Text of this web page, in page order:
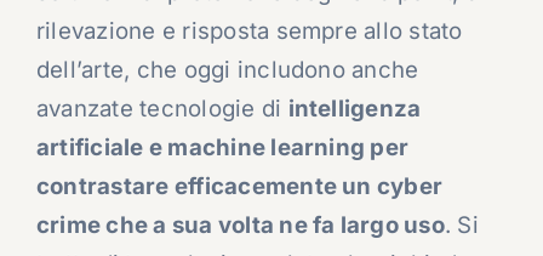
rilevazione e risposta sempre allo stato
dell’arte, che oggi includono anche
avanzate tecnologie di intelligenza
artificiale e machine learning per
contrastare efficacemente un cyber
crime che a sua volta ne fa largo uso. Si